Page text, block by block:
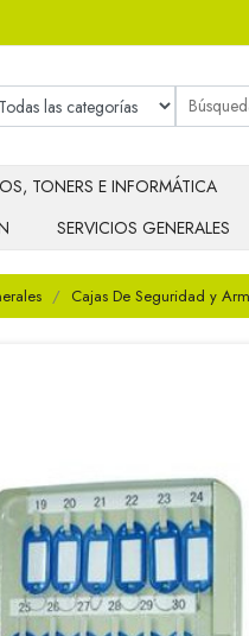
TONERS E INFORMÁTICA
SERVICIOS GENERALES
Cajas De Seguridad y